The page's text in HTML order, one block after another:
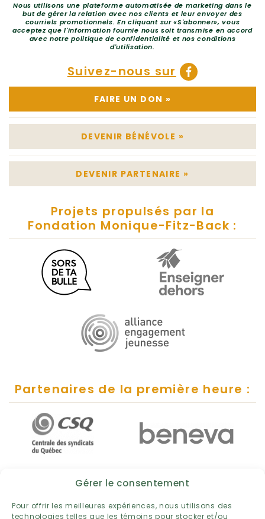
Gérer le consentement
Pour offrir les meilleures expériences, nous utilisons des
technologies telles que les témoins pour stocker et/ou
Nous utilisons une plateforme automatisée de marketing dans le
but de gérer la relation avec nos clients et leur envoyer des
courriels promotionnels. En cliquant sur «S'abonner», vous
acceptez que l'information fournie nous soit transmise en accord
avec notre politique de confidentialité et nos conditions
d'utilisation.
Suivez-nous sur
FAIRE UN DON »
DEVENIR BÉNÉVOLE »
DEVENIR PARTENAIRE »
Projets propulsés par la
Fondation Monique-Fitz-Back :
Partenaires de la première heure :